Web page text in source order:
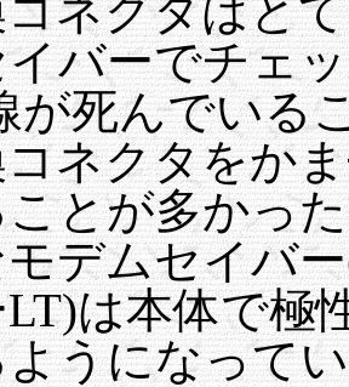
ネクタはと
バーでチェ
が死んでいる
ネクタをか
とが多かっ
デムセイバ
は本体で極
うになって